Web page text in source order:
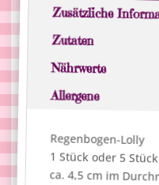
r
a
t
v
:
Zusätzliche
Zutaten
Nährwerte
Allergene
Regenbogen-Lolly
1 Stück oder 5 Stück
ca. 4,5 cm im